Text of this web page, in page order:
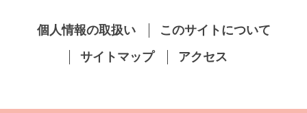
個人情報の取扱い
このサイトについて
サイトマップ
アクセス